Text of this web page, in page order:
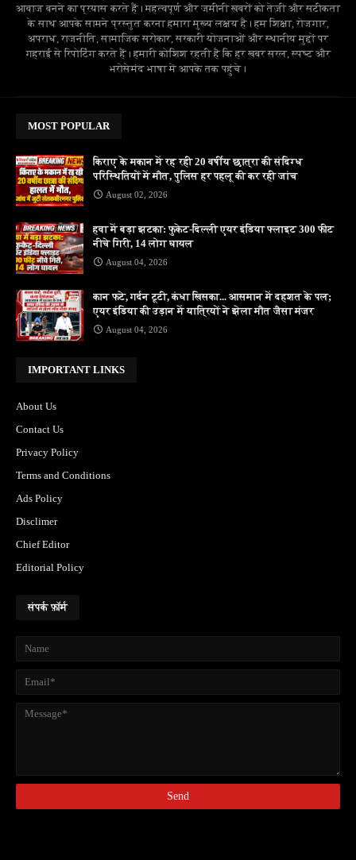
आवाज बनने का प्रयास करते हैं। महत्वपूर्ण और जमीनी खबरों को तेज़ी और सटीकता
के साथ आपके सामने प्रस्तुत करना हमारा मुख्य लक्ष्य है। हम शिक्षा, रोजगार,
अपराध, राजनीति, सामाजिक सरोकार, सरकारी योजनाओं और स्थानीय मुद्दों पर
गहराई से रिपोर्टिंग करते हैं। हमारी कोशिश रहती है कि हर खबर सरल, स्पष्ट और
भरोसेमंद भाषा में आपके तक पहुंचे।
MOST POPULAR
किराए के मकान में रह रही 20 वर्षीय छात्रा की संदिग्ध
परिस्थितियों में मौत, पुलिस हर पहलू की कर रही जांच
August 02, 2026
हवा में बड़ा झटका: फुकेट-दिल्ली एयर इंडिया फ्लाइट 300 फीट
नीचे गिरी, 14 लोग घायल
August 04, 2026
कान फटे, गर्दन टूटी, कंधा खिसका... आसमान में दहशत के पल;
एयर इंडिया की उड़ान में यात्रियों ने झेला मौत जैसा मंजर
August 04, 2026
IMPORTANT LINKS
About Us
Contact Us
Privacy Policy
Terms and Conditions
Ads Policy
Disclimer
Chief Editor
Editorial Policy
संपर्क फ़ॉर्म